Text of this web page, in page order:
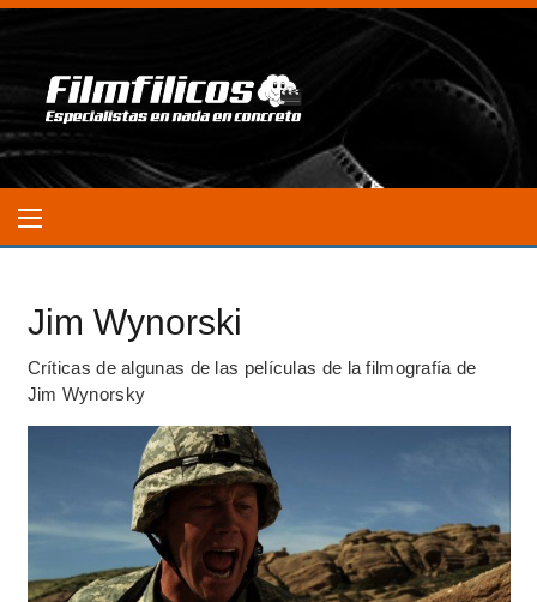
Jim Wynorski
Críticas de algunas de las películas de la filmografía de
Jim Wynorsky